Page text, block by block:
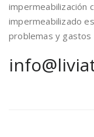
impermeabilización
impermeabilizado
problemas y gastos